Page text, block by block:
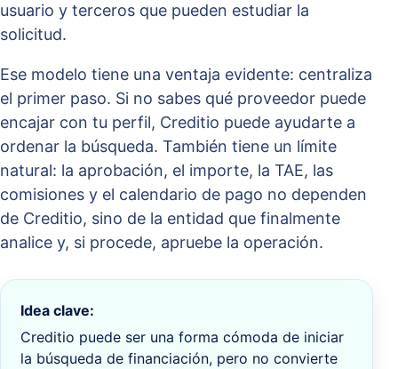
usuario y terceros que pueden estudiar la
solicitud.
Ese modelo tiene una ventaja evidente: centraliza
el primer paso. Si no sabes qué proveedor puede
encajar con tu perfil, Creditio puede ayudarte a
ordenar la búsqueda. También tiene un límite
natural: la aprobación, el importe, la TAE, las
comisiones y el calendario de pago no dependen
de Creditio, sino de la entidad que finalmente
analice y, si procede, apruebe la operación.
Idea clave:
Creditio puede ser una forma cómoda de iniciar
la búsqueda de financiación, pero no convierte